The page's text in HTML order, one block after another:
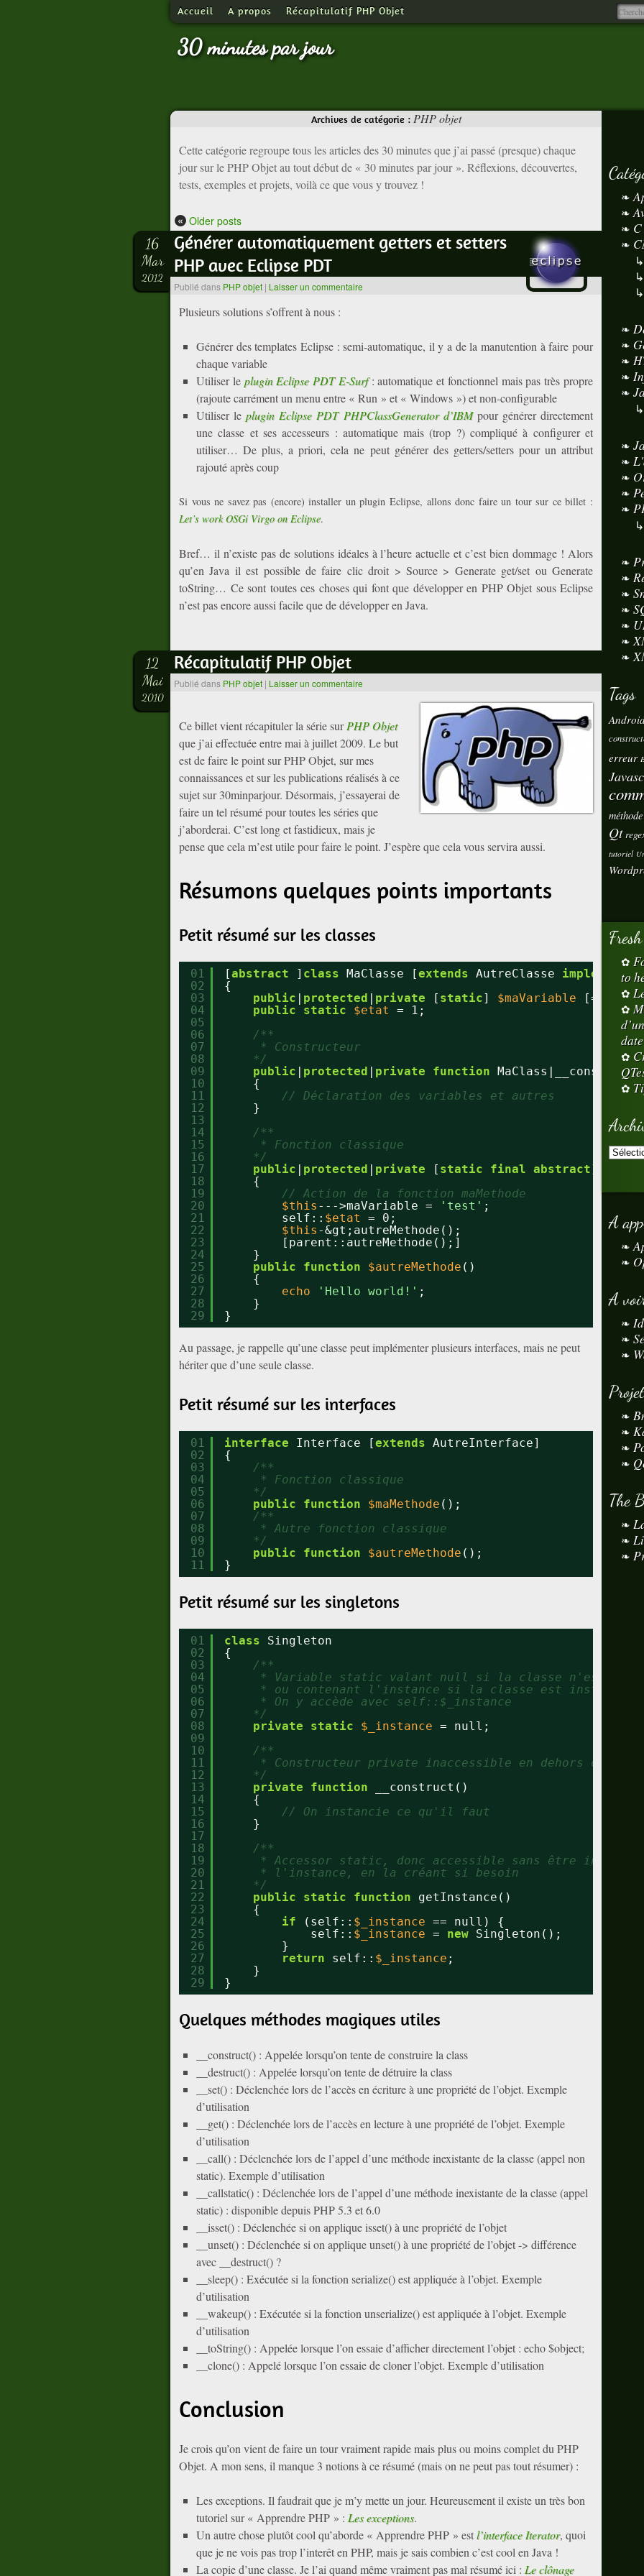
Accueil A propos Récapitulatif PHP Objet
30 minutes par jour
Archives de catégorie : PHP objet
Cette catégorie regroupe tous les articles des 30 minutes que j’ai passé (presque) chaque
jour sur le PHP Objet au tout début de « 30 minutes par jour ». Réflexions, découvertes,
tests, exemples et projets, voilà ce que vous y trouvez !
« Older posts
Générer automatiquement getters et setters
PHP avec Eclipse PDT
Publié dans PHP objet | Laisser un commentaire
16
Mar
2012
Plusieurs solutions s’offrent à nous :
Générer des templates Eclipse : semi-automatique, il y a de la manutention à faire pour
chaque variable
Utiliser le plugin Eclipse PDT E-Surf: automatique et fonctionnel mais pas très propre
(rajoute carrément un menu entre « Run » et « Windows ») et non-configurable
Utiliser leplugin Eclipse PDT PHPClassGenerator d’IBMpour générer directement
une classe et ses accesseurs : automatique mais (trop ?) compliqué à configurer et
utiliser… De plus, a priori, cela ne peut générer des getters/setters pour un attribut
rajouté après coup
Si vous ne savez pas (encore) installer un plugin Eclipse, allons donc faire un tour sur ce billet :
Let’s work OSGi Virgo on Eclipse.
Bref… il n’existe pas de solutions idéales à l’heure actuelle et c’est bien dommage ! Alors
qu’en Java il est possible de faire clic droit > Source > Generate get/set ou Generate
toString… Ce sont toutes ces choses qui font que développer en PHP Objet sous Eclipse
n’est pas encore aussi facile que de développer en Java.
Récapitulatif PHP Objet
Publié dans PHP objet | Laisser un commentaire
12
Mai
2010
Ce billet vient récapituler la série surPHP Objet
que j’ai effectuée entre mai à juillet 2009. Le but
est de faire le point sur PHP Objet, sur mes
connaissances et sur les publications réalisés à ce
sujet sur 30minparjour. Désormais, j’essayerai de
faire un tel résumé pour toutes les séries que
j’aborderai. C’est long et fastidieux, mais je
pense que cela m’est utile pour faire le point. J’espère que cela vous servira aussi.
Résumons quelques points importants
Petit résumé sur les classes
01
02
03
04
05
06
07
08
09
10
11
12
13
14
15
16
17
18
19
20
21
22
23
24
25
26
27
28
29
[abstract ] class MaClasse [extends AutreClasse implements
{
public | protected | private [ static] $maVariable
[=
public
static $etat
= 1;
/**
* Constructeur
*/
public | protected | private function
{
// Déclaration des variables et autres
}
/**
* Fonction classique
*/
public | protected | private [ static final abstract]
{
// Action de la fonction maMethode
$this --->maVariable = 'test' ;
self:: $etat
= 0;
$this -&gt;autreMethode();
[parent::autreMethode();]
}
public
function $autreMethode ()
{
echo
'Hello world!' ;
}
}
Au passage, je rappelle qu’une classe peut implémenter plusieurs interfaces, mais ne peut
hériter que d’une seule classe.
Petit résumé sur les interfaces
01
02
03
04
05
06
07
08
09
10
11
interface Interface [extends AutreInterface]
{
/**
* Fonction classique
*/
public
function $maMethode ();
/**
* Autre fonction classique
*/
public
function $autreMethode ();
}
Petit résumé sur les singletons
01
02
03
04
05
06
07
08
09
10
11
12
13
14
15
16
17
18
19
20
21
22
23
24
25
26
27
28
29
class
Singleton
{
/**
* Variable static valant null si la classe n'est pas
* ou contenant l'instance si la classe est instanciée.
* On y accède avec self::$_instance
*/
private
static $_instance = null;
/**
* Constructeur private inaccessible en dehors de la
*/
private
function
__construct()
{
// On instancie ce qu'il faut
}
/**
* Accessor static, donc accessible sans être
* l'instance, en la créant si besoin
*/
public
static function
getInstance()
{
if
(self:: $_instance == null) {
self:: $_instance = new Singleton();
}
return
self:: $_instance ;
}
}
Quelques méthodes magiques utiles
__construct() : Appelée lorsqu’on tente de construire la class
__destruct() : Appelée lorsqu’on tente de détruire la class
__set() : Déclenchée lors de l’accès en écriture à une propriété de l’objet. Exemple
d’utilisation
__get() : Déclenchée lors de l’accès en lecture à une propriété de l’objet. Exemple
d’utilisation
__call() : Déclenchée lors de l’appel d’une méthode inexistante de la classe (appel non
static). Exemple d’utilisation
__callstatic() : Déclenchée lors de l’appel d’une méthode inexistante de la classe (appel
static) : disponible depuis PHP 5.3 et 6.0
__isset() : Déclenchée si on applique isset() à une propriété de l’objet
__unset() : Déclenchée si on applique unset() à une propriété de l’objet -> différence
avec __destruct() ?
__sleep() : Exécutée si la fonction serialize() est appliquée à l’objet. Exemple
d’utilisation
__wakeup() : Exécutée si la fonction unserialize() est appliquée à l’objet. Exemple
d’utilisation
__toString() : Appelée lorsque l’on essaie d’afficher directement l’objet : echo $object;
__clone() : Appelé lorsque l’on essaie de cloner l’objet. Exemple d’utilisation
Conclusion
Je crois qu’on vient de faire un tour vraiment rapide mais plus ou moins complet du PHP
Objet. A mon sens, il manque 3 notions à ce résumé (mais on ne peut pas tout résumer) :
Les exceptions. Il faudrait que je m’y mette un jour. Heureusement il existe un très bon
tutoriel sur « Apprendre PHP » : Les exceptions.
Un autre chose plutôt cool qu’aborde « Apprendre PHP » estl’interface Iterator, quoi
que je ne vois pas trop l’interêt en PHP, mais je sais combien c’est cool en Java !
La copie d’une classe. Je l’ai quand même vraiment pas mal résumé ici : Le clônage
Tags
erreur
méthode
Qt
tutoriel
to
A
A
The